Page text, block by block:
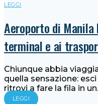
LEGGI
Aeroporto di
terminal e ai
Chiunque abbia
quella sensazione:
ritrovi a fare la fila in
LEGGI